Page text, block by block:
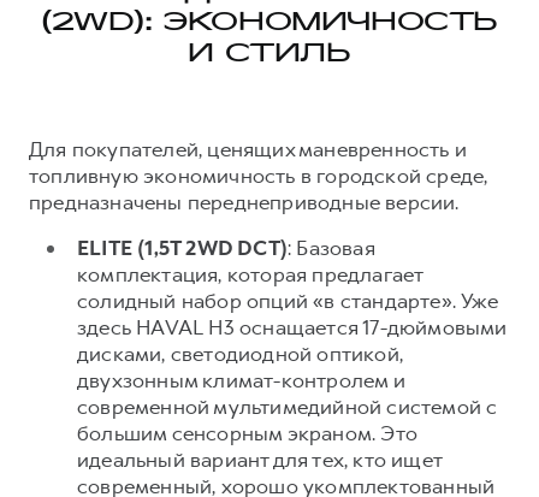
Крупным корпоративным клиентам
Система управления автопарком
HAVAL Лизинг
АКСЕССУАРЫ HAVAL
Автомобильные аксессуары
Коллекция PRO
Коллекция Базовая
Коллекция Детская
Руководства по эксплуатации
Автомобильные аксессуары
Коллекция PRO
Коллекция Базовая
Коллекция Детская
(2WD): ЭКОНОМИЧНОСТЬ
И СТИЛЬ
Для покупателей, ценящих маневренность и
топливную экономичность в городской среде,
предназначены переднеприводные версии.
ELITE (1,5T 2WD DCT): Базовая
комплектация, которая предлагает
солидный набор опций «в стандарте». Уже
здесь HAVAL H3 оснащается 17-дюймовыми
дисками, светодиодной оптикой,
двухзонным климат-контролем и
современной мультимедийной системой с
большим сенсорным экраном. Это
идеальный вариант для тех, кто ищет
современный, хорошо укомплектованный